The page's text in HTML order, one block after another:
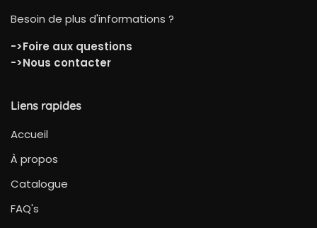
Besoin de plus d'informations ?
->Foire aux questions
->Nous contacter
Liens rapides
Accueil
À propos
Catalogue
FAQ's